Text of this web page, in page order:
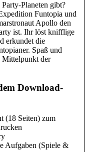
Planeten gibt?
Funtopia und
Apollo den
ist. Ihr löst knifflige
erkundet die
Spaß und
Mittelpunkt der
Download-
(18 Seiten) zum
Aufgaben (Spiele &